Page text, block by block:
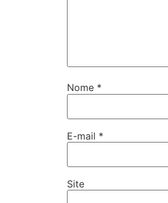
Nome *
E-mail *
Site